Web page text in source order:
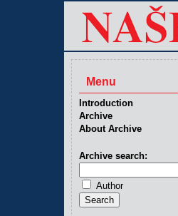
Menu
Introduction
Archive
About Archive
Archive search:
Author